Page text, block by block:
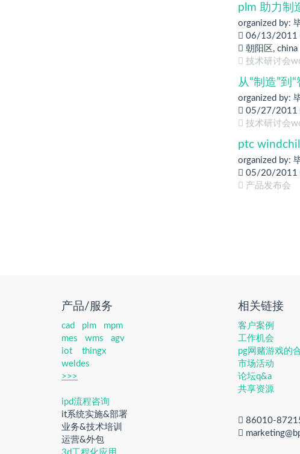
plm 助力制
organized by:
06/13/2011
朝阳区 , china
技术研讨会
从“制造”到
organized by:
05/27/2011
技术研讨会
ptc
organized by:
05/20/2011
产品发布会
产品/服务
cad plm
mpm
mes
wms
agv
iot
thingx
weldes
>>>
ipd流程咨询
it系统实施&部署
业务&技术培训
运营&外包
3d工程化应用
相关链接
客户案例
工作机会
pg网赌游戏的
市场活动
论坛q&a
共享资源
86010-